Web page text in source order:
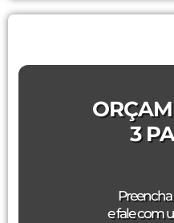
3
e fale com